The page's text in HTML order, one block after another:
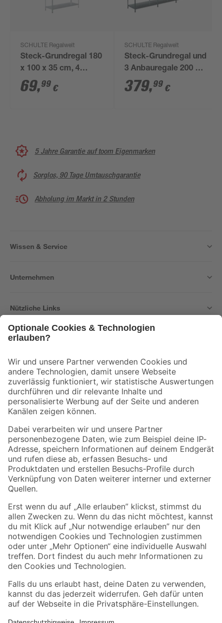
SCHULTE Regalwelt
Steck-Grundregal 180
x 100 x 35 cm, 4
Böden, verzinkt,
Tragkraft 340 kg
69,99 €
SCHULTE Regalwelt
Steck-Grundregal und
3 Anbauregale 200 x
380 x 50 cm, 20
Böden, weiß,
379,99 €
5 Jahre Garantie auf toom Eigenmarken
Sorglos, 90 Tage Umtauschgarantie
Abholung im Markt in 2 Stunden
Wissen & Service
Unternehmen
Nützliche Links
Der toom Newsletter: Keine Angebote und Aktionen mehr verpassen!
Zur Newsletter Anmeldung
Folge uns
Zahlungsarten Versandarten
Sicher einkaufen
Jetzt die toom-App herunterladen
Alle Preisangaben in EUR inkl. gesetzl. MwSt.. Die dargestellten Angebote sind unter
Umständen nicht in allen Märkten verfügbar. Die angegebenen Verfügbarkeiten beziehen
Produkte nur solange der Vorrat reicht.